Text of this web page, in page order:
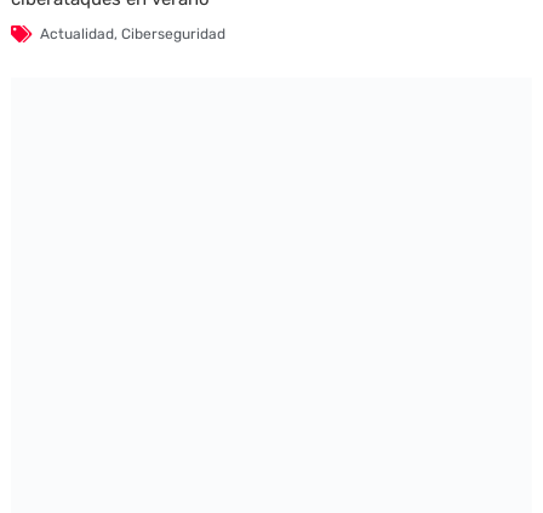
Actualidad, Ciberseguridad